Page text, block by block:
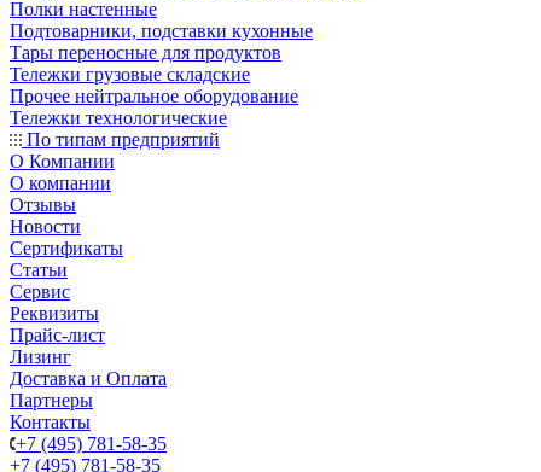
Полки настенные
Подтоварники, подставки кухонные
Тары переносные для продуктов
Тележки грузовые складские
Прочее нейтральное оборудование
Тележки технологические
По типам предприятий
О Компании
О компании
Отзывы
Новости
Сертификаты
Статьи
Сервис
Реквизиты
Прайс-лист
Лизинг
Доставка и Оплата
Партнеры
Контакты
+7 (495) 781-58-35
+7 (495) 781-58-35